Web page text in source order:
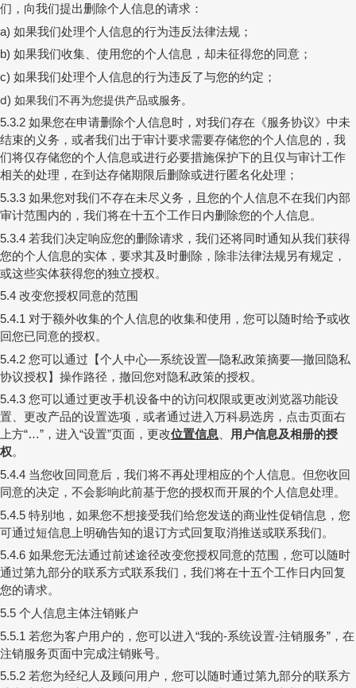
们，向我们提出删除个人信息的请求：
a) 如果我们处理个人信息的行为违反法律法规；
b) 如果我们收集、使用您的个人信息，却未征得您的同意；
c) 如果我们处理个人信息的行为违反了与您的约定；
d) 如果我们不再为您提供产品或服务。
5.3.2 如果您在申请删除个人信息时，对我们存在 《服务协议》 中未
结束的义务，或者我们出于审计要求需要存储您的个人信息的，我
们将仅存储您的个人信息或进行必要措施保护下的且仅与审计工作
相关的处理，在到达存储期限后删除或进行匿名化处理；
5.3.3 如果您对我们不存在未尽义务，且您的个人信息不在我们内部
审计范围内的，我们将在十五个工作日内删除您的个人信息。
5.3.4 若我们决定响应您的删除请求，我们还将同时通知从我们获得
您的个人信息的实体，要求其及时删除，除非法律法规另有规定，
或这些实体获得您的独立授权。
5.4 改变您授权同意的范围
5.4.1 对于额外收集的个人信息的收集和使用，您可以随时给予或收
回您已同意的授权。
5.4.2 您可以通过【个人中心—系统设置—隐私政策摘要—撤回隐私
协议授权】操作路径，撤回您对隐私政策的授权。
5.4.3 您可以通过更改手机设备中的访问权限或更改浏览器功能设
置、更改产品的设置选项，或者通过进入万科易选房，点击页面右
上方“…” ，进入“设置”页面，更改位置信息、 用户信息及相册的授
权。
5.4.4 当您收回同意后，我们将不再处理相应的个人信息。但您收回
同意的决定，不会影响此前基于您的授权而开展的个人信息处理。
5.4.5 特别地，如果您不想接受我们给您发送的商业性促销信息，您
可通过短信息上明确告知的退订方式回复取消推送或联系我们。
5.4.6 如果您无法通过前述途径改变您授权同意的范围，您可以随时
通过第九部分的联系方式联系我们，我们将在十五个工作日内回复
您的请求。
5.5 个人信息主体注销账户
5.5.1 若您为客户用户的，您可以进入“我的-系统设置-注销服务” ，在
注销服务页面中完成注销账号。
5.5.2 若您为经纪人及顾问用户，您可以随时通过第九部分的联系方